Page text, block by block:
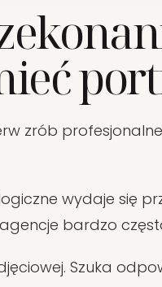
zrób
wydaje się
bardzo
Szuka